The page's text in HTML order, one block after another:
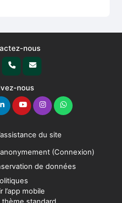
nous
nous
du site
(Connexion)
de données
l’app mobile